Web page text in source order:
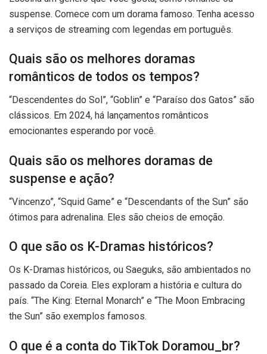
suspense. Comece com um dorama famoso. Tenha acesso
a serviços de streaming com legendas em português.
Quais são os melhores doramas
românticos de todos os tempos?
“Descendentes do Sol”, “Goblin” e “Paraíso dos Gatos” são
clássicos. Em 2024, há lançamentos românticos
emocionantes esperando por você.
Quais são os melhores doramas de
suspense e ação?
“Vincenzo”, “Squid Game” e “Descendants of the Sun” são
ótimos para adrenalina. Eles são cheios de emoção.
O que são os K-Dramas históricos?
Os K-Dramas históricos, ou Saeguks, são ambientados no
passado da Coreia. Eles exploram a história e cultura do
país. “The King: Eternal Monarch” e “The Moon Embracing
the Sun” são exemplos famosos.
O que é a conta do TikTok Doramou_br?